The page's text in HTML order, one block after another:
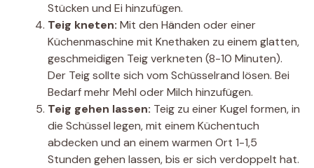
Stücken und Ei hinzufügen.
Teig kneten: Mit den Händen oder einer
Küchenmaschine mit Knethaken zu einem glatten,
geschmeidigen Teig verkneten (8-10 Minuten).
Der Teig sollte sich vom Schüsselrand lösen. Bei
Bedarf mehr Mehl oder Milch hinzufügen.
Teig gehen lassen: Teig zu einer Kugel formen, in
die Schüssel legen, mit einem Küchentuch
abdecken und an einem warmen Ort 1-1,5
Stunden gehen lassen, bis er sich verdoppelt hat.